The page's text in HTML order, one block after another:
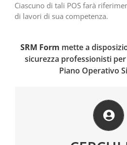
Ciascuno di tali POS farà
di lavori di sua competenza.
SRM Form mette a
sicurezza professionisti per
Piano Operativo
SRM Form mette a
consulenti tecnici
I nostri tecnici potranno